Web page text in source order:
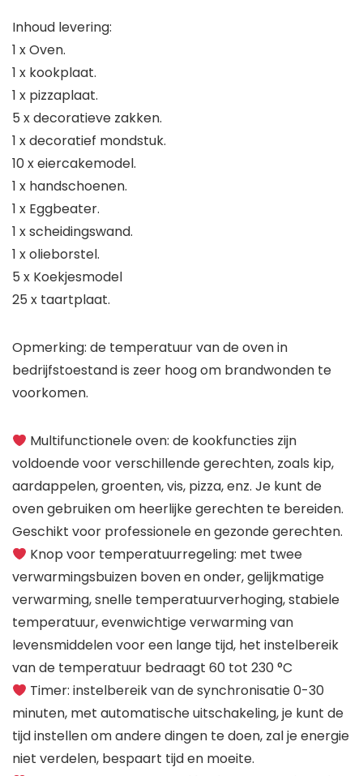
Inhoud levering:
1 x Oven.
1 x kookplaat.
1 x pizzaplaat.
5 x decoratieve zakken.
1 x decoratief mondstuk.
10 x eiercakemodel.
1 x handschoenen.
1 x Eggbeater.
1 x scheidingswand.
1 x olieborstel.
5 x Koekjesmodel
25 x taartplaat.
Opmerking: de temperatuur van de oven in
bedrijfstoestand is zeer hoog om brandwonden te
voorkomen.
Multifunctionele oven: de kookfuncties zijn
voldoende voor verschillende gerechten, zoals kip,
aardappelen, groenten, vis, pizza, enz. Je kunt de
oven gebruiken om heerlijke gerechten te bereiden.
Geschikt voor professionele en gezonde gerechten.
Knop voor temperatuurregeling: met twee
verwarmingsbuizen boven en onder, gelijkmatige
verwarming, snelle temperatuurverhoging, stabiele
temperatuur, evenwichtige verwarming van
levensmiddelen voor een lange tijd, het instelbereik
van de temperatuur bedraagt 60 tot 230 °C
Timer: instelbereik van de synchronisatie 0-30
minuten, met automatische uitschakeling, je kunt de
tijd instellen om andere dingen te doen, zal je energie
niet verdelen, bespaart tijd en moeite.